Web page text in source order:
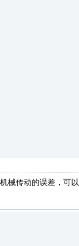
械传动的误差，可